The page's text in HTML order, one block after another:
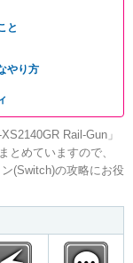
と
やり方
Rail-Gun」
とめていますので、
(Switch)の攻略にお役